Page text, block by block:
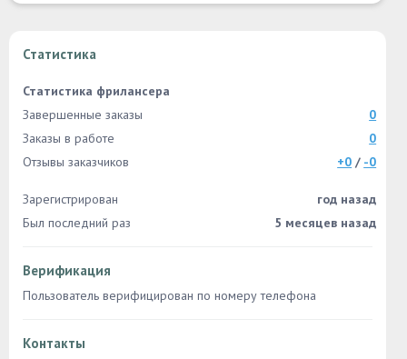
Статистика
Статистика фрилансера
Завершенные заказы
0
Заказы в работе
0
Отзывы заказчиков
+0 / -0
Зарегистрирован
год назад
Был последний раз
5 месяцев назад
Верификация
Пользователь верифицирован по номеру телефона
Контакты